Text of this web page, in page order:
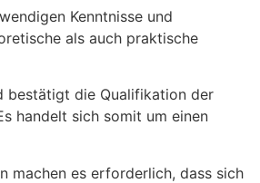
Kenntnisse und
als auch praktische
bestätigt die Qualifikation der
handelt sich somit um einen
machen es erforderlich, dass sich